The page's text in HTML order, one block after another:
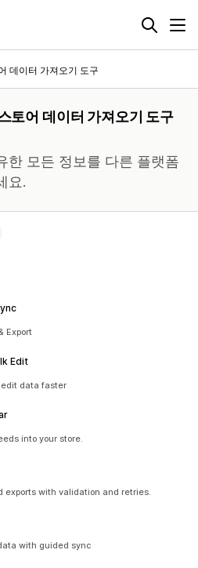
데이터 가져오기 도구
토어 데이터 가져오기 도구
한 모든 정보를 다른 플랫폼
요.
Export
Edit
edit data faster
into your store.
exports with validation and retries.
with guided sync